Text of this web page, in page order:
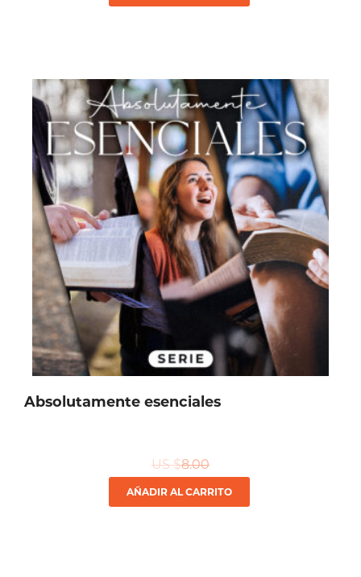
Absolutamente esenciales
US $8.00
AÑADIR AL CARRITO